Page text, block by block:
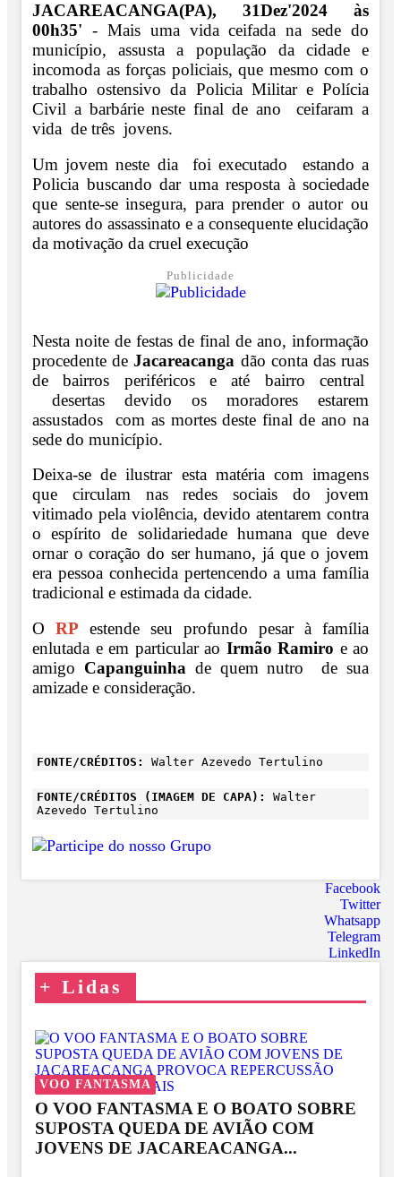
JACAREACANGA(PA), 31Dez'2024 às
00h35' - Mais uma vida ceifada na sede do
município, assusta a população da cidade e
incomoda as forças policiais, que mesmo com o
trabalho ostensivo da Policia Militar e Polícia
Civil a barbárie neste final de ano ceifaram a
vida de três jovens.
Um jovem neste dia foi executado estando a
Policia buscando dar uma resposta à sociedade
que sente-se insegura, para prender o autor ou
autores do assassinato e a consequente elucidação
da motivação da cruel execução
Publicidade
Nesta noite de festas de final de ano, informação
procedente deJacareacanga dão conta das ruas
de bairros periféricos e até bairro central
desertas devido os moradores estarem
assustados com as mortes deste final de ano na
sede do município.
Deixa-se de ilustrar esta matéria com imagens
que circulam nas redes sociais do jovem
vitimado pela violência, devido atentarem contra
o espírito de solidariedade humana que deve
ornar o coração do ser humano, já que o jovem
era pessoa conhecida pertencendo a uma família
tradicional e estimada da cidade.
O RP estende seu profundo pesar à família
enlutada e em particular ao Irmão Ramiro e ao
amigo Capanguinha de quem nutro de sua
amizade e consideração.
FONTE/CRÉDITOS: Walter Azevedo Tertulino
FONTE/CRÉDITOS (IMAGEM DE CAPA):
Walter
Azevedo Tertulino
Facebook
Twitter
Whatsapp
Telegram
LinkedIn
+ Lidas
VOO FANTASMA
O VOO FANTASMA E O BOATO SOBRE
SUPOSTA QUEDA DE AVIÃO COM
JOVENS DE JACAREACANGA...